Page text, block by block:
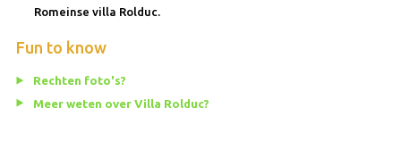
Romeinse villa Rolduc.
Fun to know
Rechten foto's?
Meer weten over Villa Rolduc?